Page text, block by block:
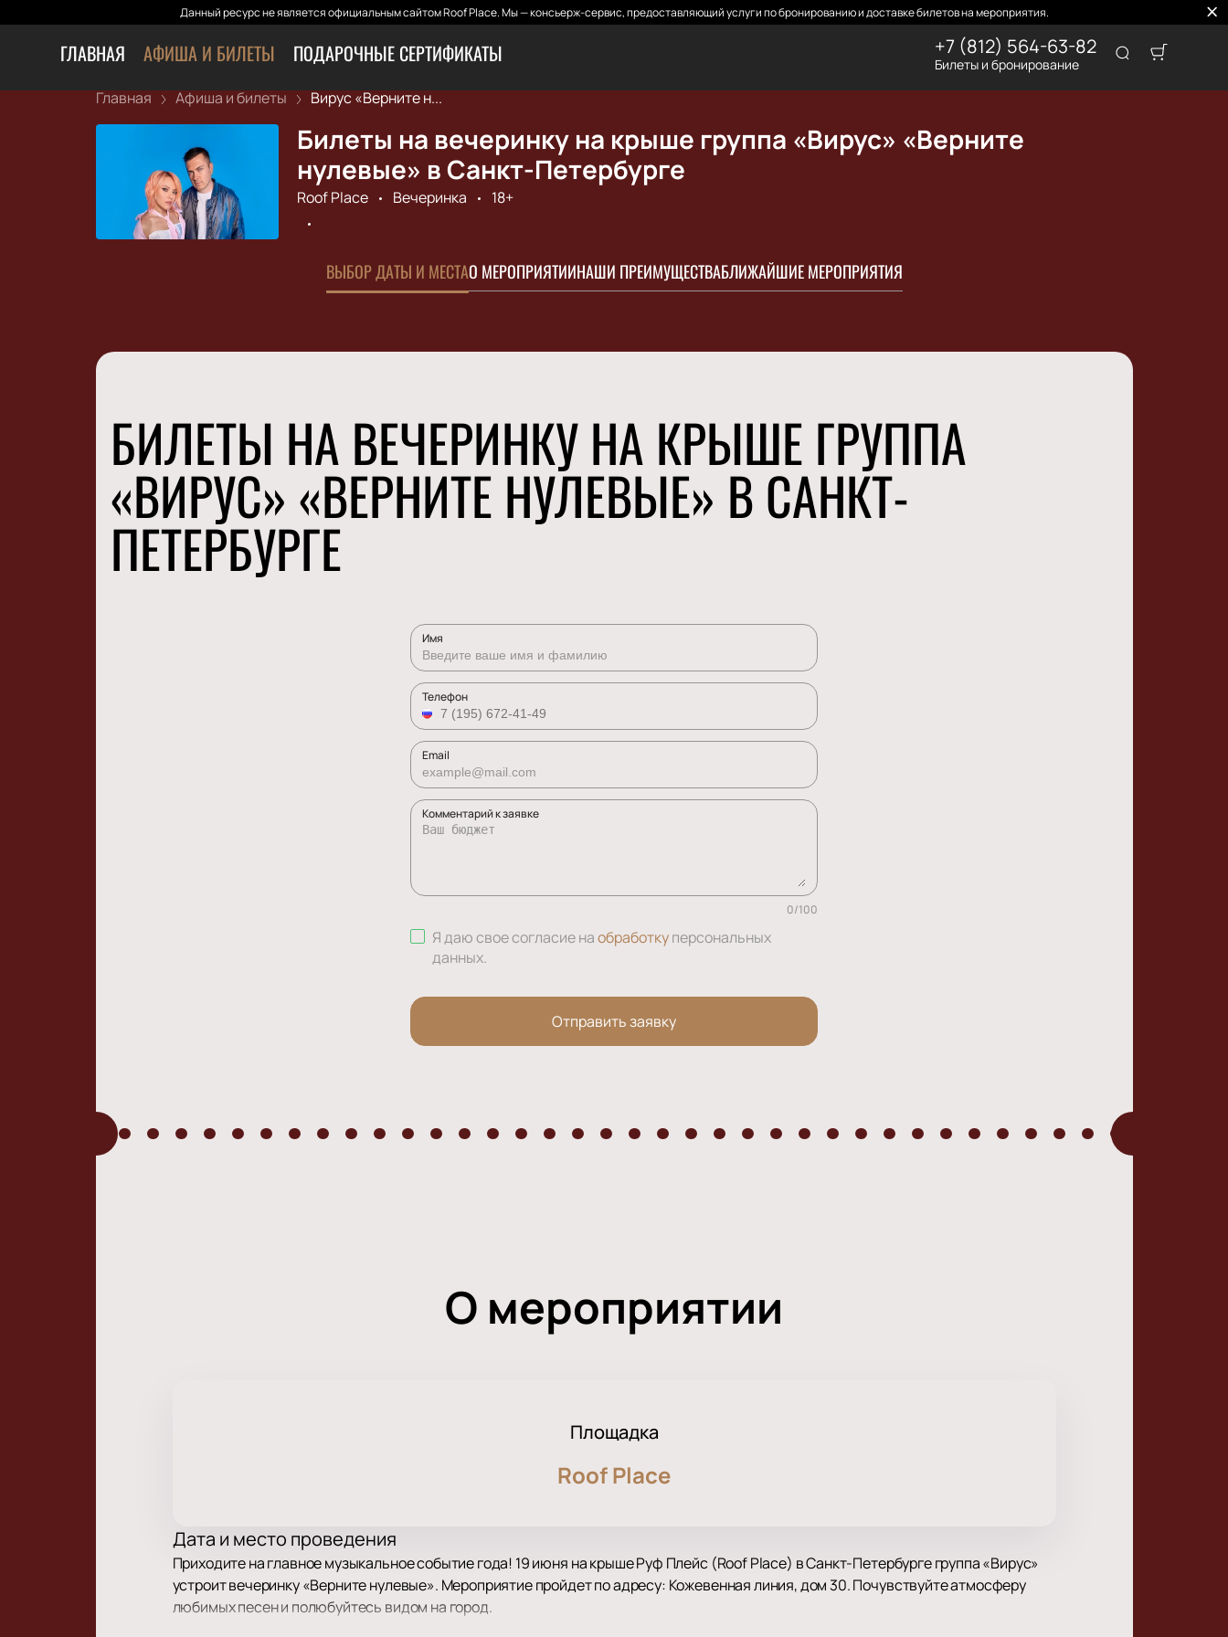
Данный ресурс не является официальным сайтом Roof Place. Мы — консьерж-сервис, предоставляющий услуги по бронированию и доставке билетов на мероприятия.
ГЛАВНАЯ АФИША И БИЛЕТЫ ПОДАРОЧНЫЕ СЕРТИФИКАТЫ +7 (812) 564-63-82
Билеты и бронирование
Главная Афиша и билеты Вирус «Верните н...
Билеты на вечеринку на крыше группа «Вирус» «Верните
нулевые» в Санкт-Петербурге
Roof Place Вечеринка 18+
ВЫБОР ДАТЫ И МЕСТАО МЕРОПРИЯТИИНАШИ ПРЕИМУЩЕСТВАБЛИЖАЙШИЕ МЕРОПРИЯТИЯ
БИЛЕТЫ НА ВЕЧЕРИНКУ НА КРЫШЕ ГРУППА
«ВИРУС» «ВЕРНИТЕ НУЛЕВЫЕ» В САНКТ-
ПЕТЕРБУРГЕ
Имя
Телефон
Email
Комментарий к заявке
0/100
Я даю свое согласие наобработкуперсональных
данных.
Отправить заявку
О мероприятии
Площадка
Roof Place
Дата и место проведения
Приходите на главное музыкальное событие года! 19 июня на крыше Руф Плейс (Roof Place) в Санкт-Петербурге группа «Вирус»
устроит вечеринку «Верните нулевые». Мероприятие пройдет по адресу: Кожевенная линия, дом 30. Почувствуйте атмосферу
любимых песен и полюбуйтесь видом на город.